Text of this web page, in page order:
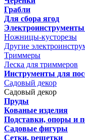
Грабли
Для сбора ягод
Ножницы-кусторезы
Другие
Триммеры
Леска для триммеров
Инструменты для
Садовый декор
Садовый декор
Пруды
Кованые изделия
Подставки, опоры и
Садовые фигуры
Сетки, решетки